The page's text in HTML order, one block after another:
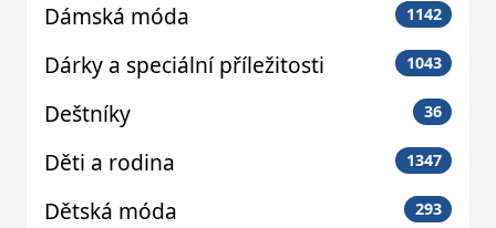
Dámská móda 1142
Dárky a speciální příležitosti 1043
Deštníky 36
Děti a rodina 1347
Dětská móda 293